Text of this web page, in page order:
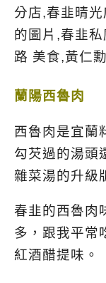
蘭陽西魯肉
西魯肉是宜蘭
勾芡過的湯頭
雜菜湯的升級
春韭的西魯肉
多，跟我平常
紅酒醋提味。